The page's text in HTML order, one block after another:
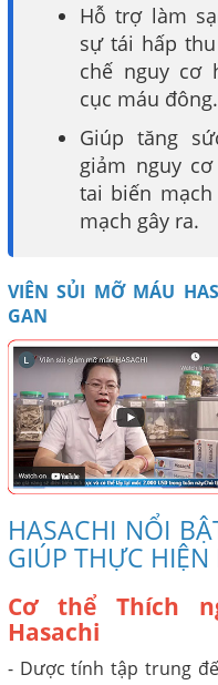
Hỗ trợ làm
sự tái hấp
chế nguy cơ
cục máu đông.
Giúp tăng
giảm nguy
tai biến
mạch gây ra.
VIÊN SỦI MỠ MÁU
GAN
HASACHI NỔI
GIÚP THỰC
Cơ thể Thích
Hasachi
- Dược tính tập trung